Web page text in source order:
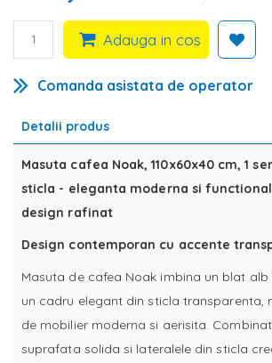
Adauga in cos
Comanda asistata de operator
Detalii produs
Masuta cafea Noak, 110x60x40 cm, 1
sticla - eleganta moderna si
design rafinat
Design contemporan cu accente
Masuta de cafea Noak imbina un blat alb
un cadru elegant din sticla transparenta,
de mobilier moderna si aerisita.
suprafata solida si lateralele din sticla